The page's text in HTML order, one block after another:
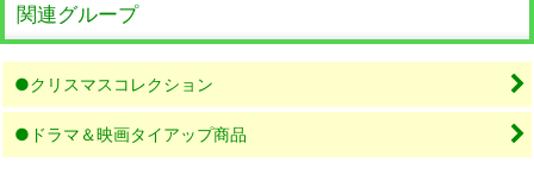
関連グループ
●クリスマスコレクション
●ドラマ＆映画タイアップ商品